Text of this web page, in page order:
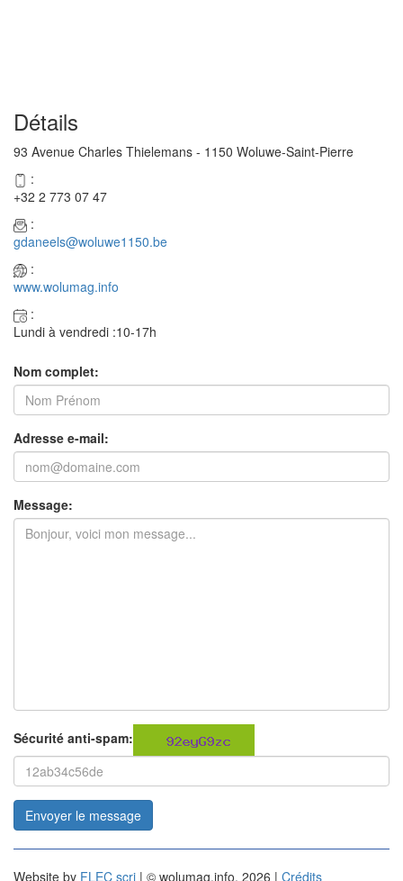
Détails
93 Avenue Charles Thielemans - 1150 Woluwe-Saint-Pierre
:
+32 2 773 07 47
:
gdaneels@woluwe1150.be
:
www.wolumag.info
:
Lundi à vendredi :10-17h
Nom complet:
Adresse e-mail:
Message:
Sécurité anti-spam:
Envoyer le message
Website by FLEC scri | © wolumag.info, 2026 | Crédits